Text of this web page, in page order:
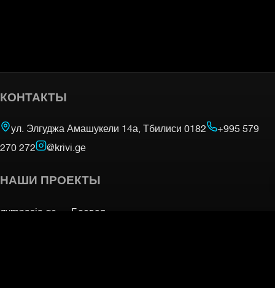
КОНТАКТЫ
ул. Элгуджа Амашукели 14а, Тбилиси 0182
+995 579
270 272
@krivi.ge
НАШИ ПРОЕКТЫ
gymnasia.ge — Боевая